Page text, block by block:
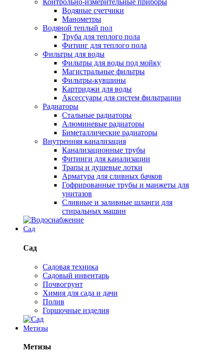
Контрольно-измерительные приборы
Водяные счетчики
Манометры
Водяной теплый пол
Труба для теплого пола
Фитинг для теплого пола
Фильтры для воды
Фильтры для воды под мойку
Магистральные фильтры
Фильтры-кувшины
Картриджи для воды
Аксессуары для систем фильтрации
Радиаторы
Стальные радиаторы
Алюминевые радиаторы
Биметаллические радиаторы
Внутренняя канализация
Канализационные трубы
Фитинги для канализации
Трапы и душевые лотки
Арматура для сливных бачков
Гофрированные трубы и манжеты для
унитазов
Сливные и заливные шланги для
стиральных машин
Сад
Сад
Садовая техника
Садовый инвентарь
Почвогрунт
Химия для сада и дачи
Полив
Горшочные изделия
Метизы
Метизы